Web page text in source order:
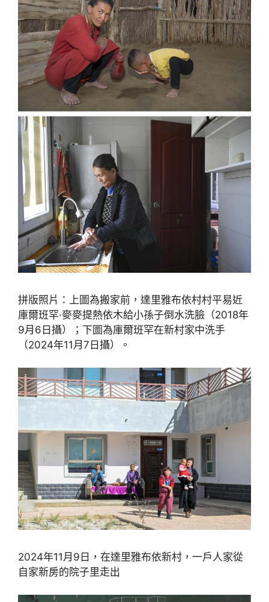
拼版照片：上圖為搬家前，達里雅布依村村平易近
庫爾班罕·麥麥提熱依木給小孫子倒水洗臉（2018年
9月6日攝）；下圖為庫爾班罕在新村家中洗手
（2024年11月7日攝）。
2024年11月9日，在達里雅布依新村，一戶人家從
自家新房的院子里走出